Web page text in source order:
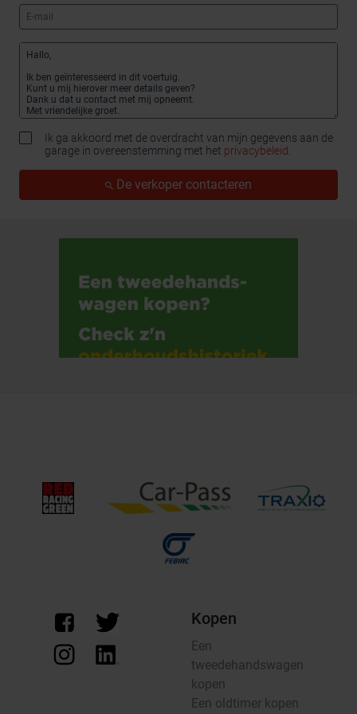
Ik ga akkoord met de overdracht van mijn gegevens aan de
garage in overeenstemming met het privacybeleid.
De verkoper contacteren
Kopen
Een
tweedehandswagen
kopen
Een oldtimer kopen